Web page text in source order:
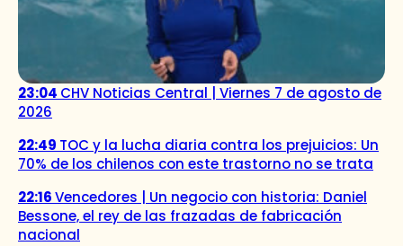
23:04 CHV Noticias Central | Viernes 7 de agosto de
2026
22:49 TOC y la lucha diaria contra los prejuicios: Un
70% de los chilenos con este trastorno no se trata
22:16Vencedores | Un negocio con historia: Daniel
Bessone, el rey de las frazadas de fabricación
nacional